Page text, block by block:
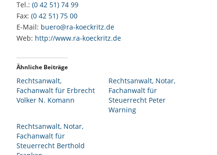
Tel.: (0 42 51) 74 99
Fax: (0 42 51) 75 00
E-Mail: buero@ra-koeckritz.de
Web: http://www.ra-koeckritz.de
Ähnliche Beiträge
Rechtsanwalt,
Fachanwalt für Erbrecht
Volker N. Komann
Rechtsanwalt, Notar,
Fachanwalt für
Steuerrecht Peter
Warning
Rechtsanwalt, Notar,
Fachanwalt für
Steuerrecht Berthold